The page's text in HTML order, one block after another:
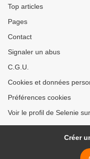
Top articles
Pages
Contact
Signaler un abus
C.G.U.
Cookies et données
Préférences cookies
Voir le profil de Selenie
Créer